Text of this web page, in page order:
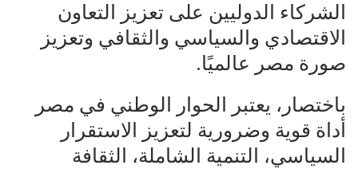
الشركاء الدوليين على تعزيز التعاون
الاقتصادي والسياسي والثقافي وتعزيز
صورة مصر عالميًا.
باختصار، يعتبر الحوار الوطني في مصر
أداة قوية وضرورية لتعزيز الاستقرار
السياسي، التنمية الشاملة، الثقافة